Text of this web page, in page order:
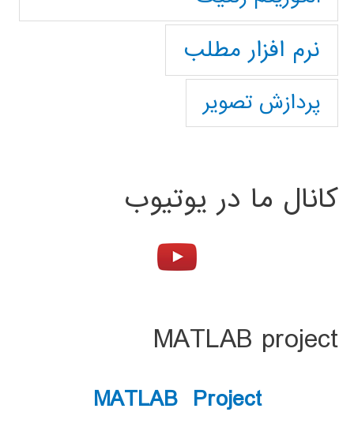
نرم افزار مطلب
پردازش تصویر
کانال ما در یوتیوب
MATLAB project
MATLAB Project